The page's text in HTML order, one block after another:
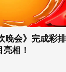
晚会》完成彩
相！